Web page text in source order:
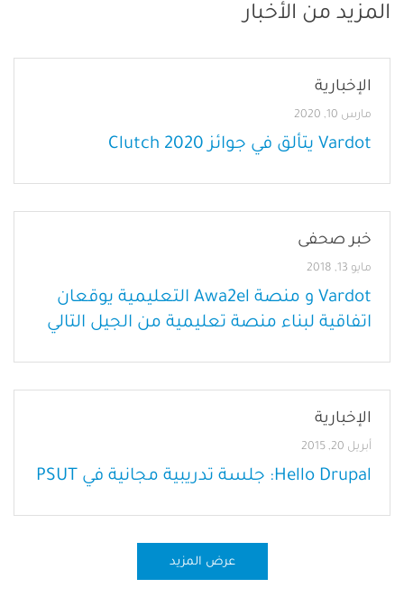
المزيد من الأخبار
الإخبارية
مارس 10, 2020
Vardot يتألق في جوائز Clutch 2020
خبر صحفى
مايو 13, 2018
Vardot و منصة Awa2el التعليمية يوقعان
اتفاقية لبناء منصة تعليمية من الجيل التالي
الإخبارية
أبريل 20, 2015
Hello Drupal: جلسة تدريبية مجانية في PSUT
عرض المزيد